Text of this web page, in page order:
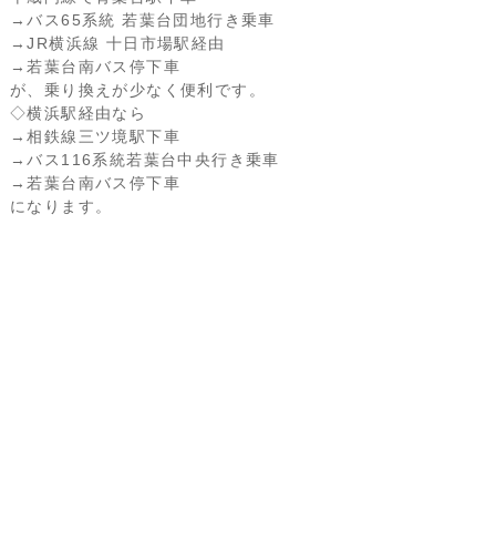
→バス65系統 若葉台団地行き乗車
→JR横浜線 十日市場駅経由
→若葉台南バス停下車
が、乗り換えが少なく便利です。
◇横浜駅経由なら
→相鉄線三ツ境駅下車
→バス116系統若葉台中央行き乗車
→若葉台南バス停下車
になります。